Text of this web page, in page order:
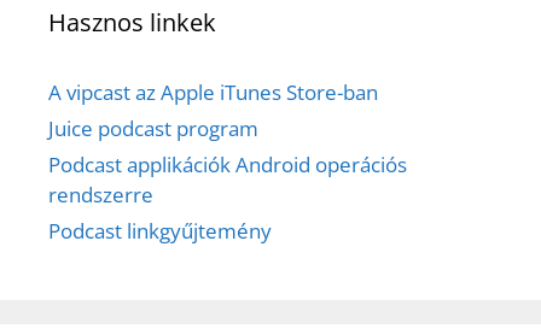
Hasznos linkek
A vipcast az Apple iTunes Store-ban
Juice podcast program
Podcast applikációk Android operációs
rendszerre
Podcast linkgyűjtemény